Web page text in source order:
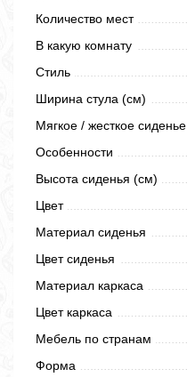
Количество мест
В какую комнату
Стиль
Ширина стула (см)
Мягкое / жесткое сиденье
Особенности
Высота сиденья (см)
Цвет
Материал сиденья
Цвет сиденья
Материал каркаса
Цвет каркаса
Мебель по странам
Форма